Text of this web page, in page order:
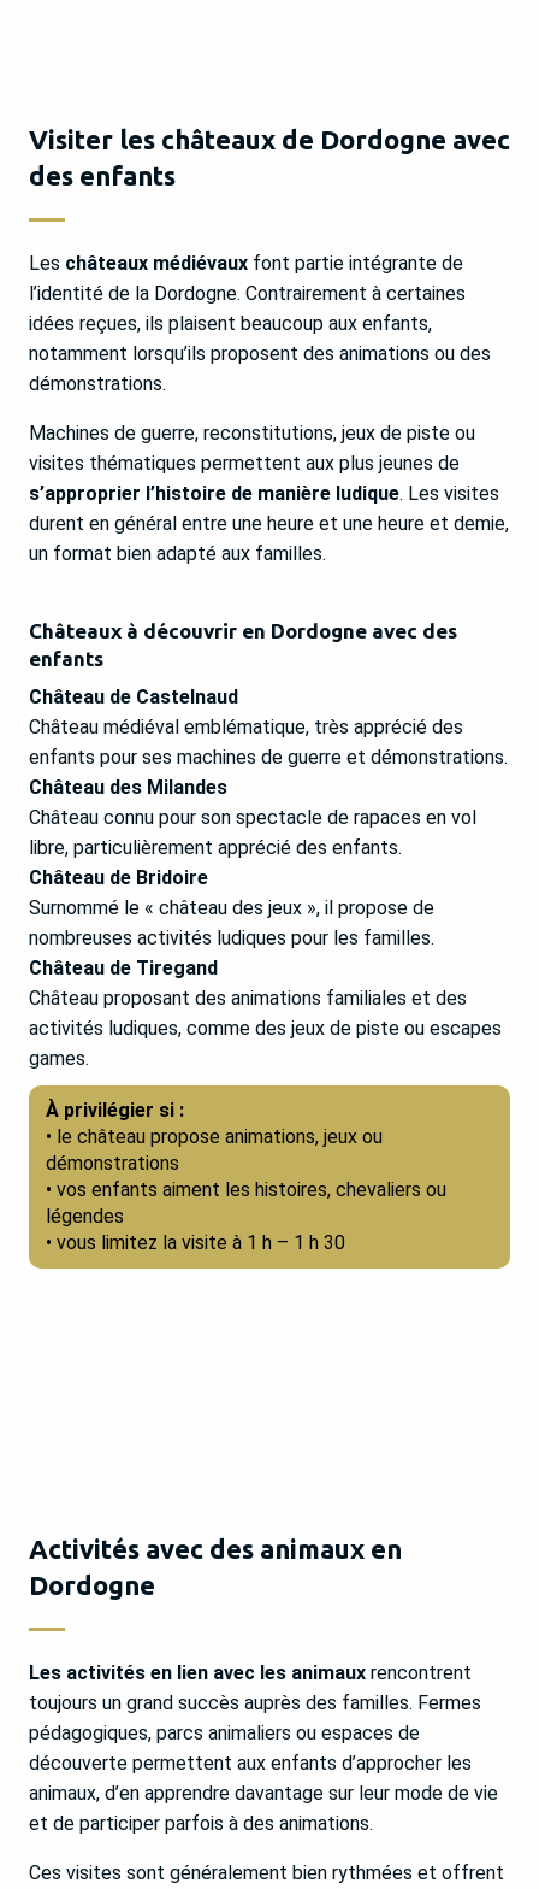
Visiter les châteaux de Dordogne avec
des enfants
Les châteaux médiévaux font partie intégrante de
l’identité de la Dordogne. Contrairement à certaines
idées reçues, ils plaisent beaucoup aux enfants,
notamment lorsqu’ils proposent des animations ou des
démonstrations.
Machines de guerre, reconstitutions, jeux de piste ou
visites thématiques permettent aux plus jeunes de
s’approprier l’histoire de manière ludique. Les visites
durent en général entre une heure et une heure et demie,
un format bien adapté aux familles.
Châteaux à découvrir en Dordogne avec des
enfants
Château de Castelnaud
Château médiéval emblématique, très apprécié des
enfants pour ses machines de guerre et démonstrations.
Château des Milandes
Château connu pour son spectacle de rapaces en vol
libre, particulièrement apprécié des enfants.
Château de Bridoire
Surnommé le « château des jeux », il propose de
nombreuses activités ludiques pour les familles.
Château de Tiregand
Château proposant des animations familiales et des
activités ludiques, comme des jeux de piste ou escapes
games.
À privilégier si :
• le château propose animations, jeux ou
démonstrations
• vos enfants aiment les histoires, chevaliers ou
légendes
• vous limitez la visite à 1 h – 1 h 30
Activités avec des animaux en
Dordogne
Les activités en lien avec les animaux rencontrent
toujours un grand succès auprès des familles. Fermes
pédagogiques, parcs animaliers ou espaces de
découverte permettent aux enfants d’approcher les
animaux, d’en apprendre davantage sur leur mode de vie
et de participer parfois à des animations.
Ces visites sont généralement bien rythmées et offrent